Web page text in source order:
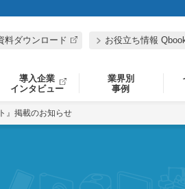
料ダウンロード お役立ち情報
導入企業
インタビュー
業界別
事例
』掲載のお知らせ